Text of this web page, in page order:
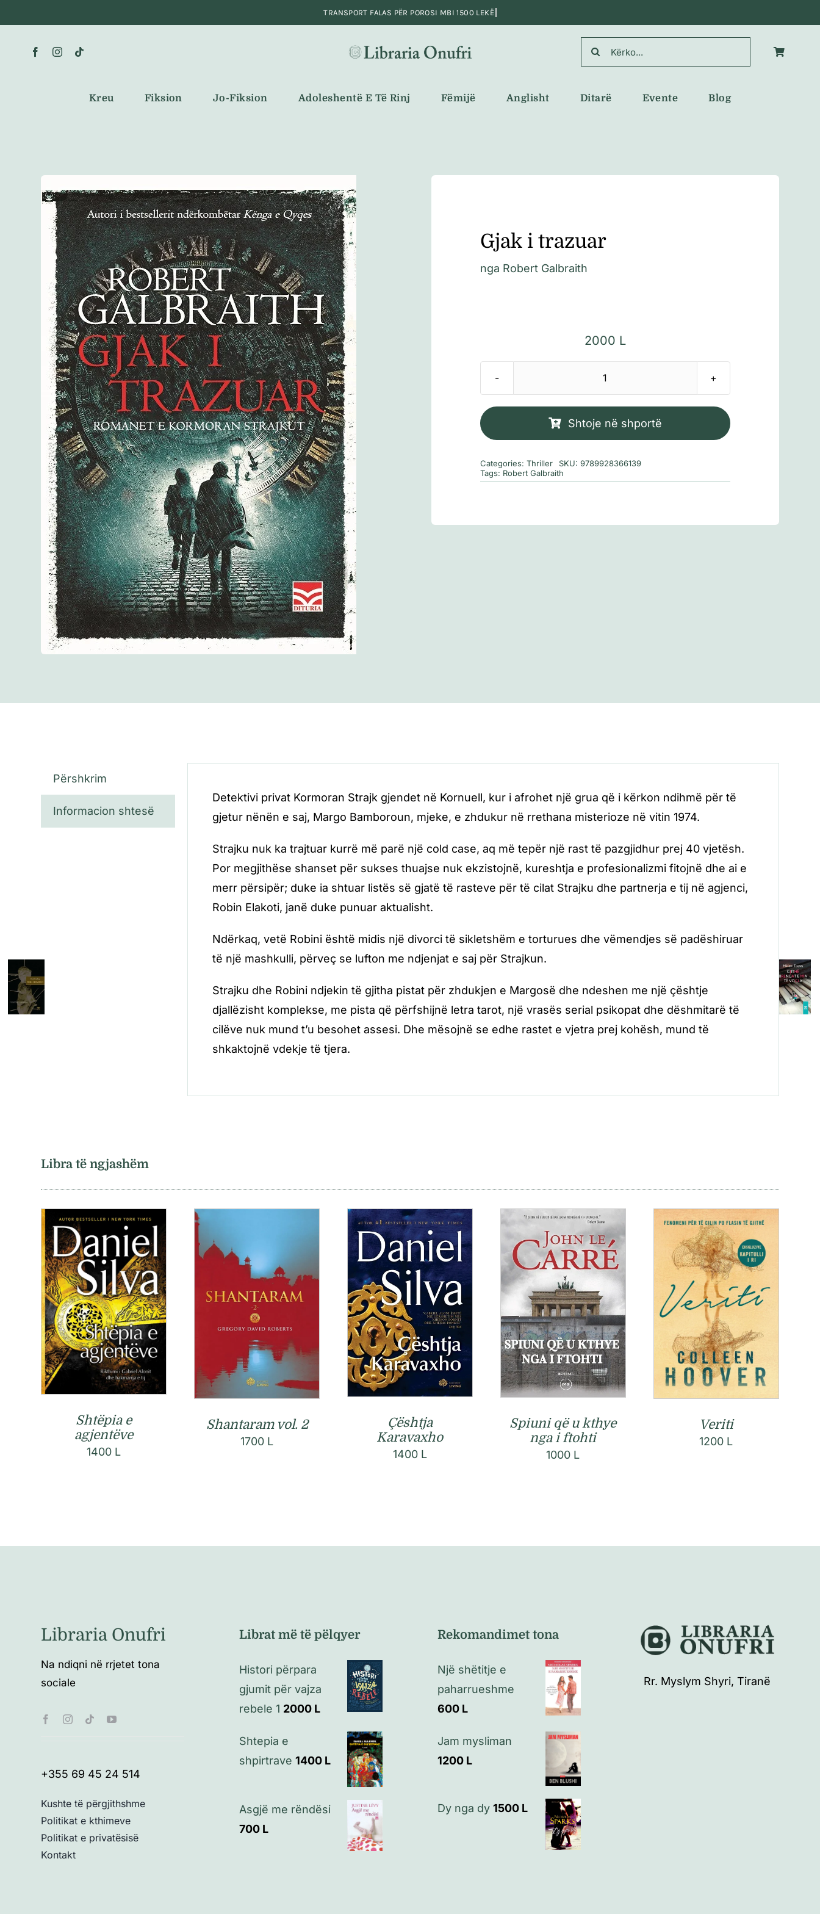
to
content
Search
for:
Kreu Fiksion Jo-Fiksion Adoleshentë E Të Rinj Fëmijë Anglisht Ditarë Evente Blog
Gjak i trazuar
nga Robert Galbraith
2000 L
Sasi
i
Shtoje në shportë
Categories: Thriller SKU: 9789928366139
Tags: Robert Galbraith
Përshkrim
Informacion shtesë
Detektivi privat Kormoran Strajk gjendet në Kornuell, kur i afrohet një grua që i kërkon ndihmë për të
gjetur nënën e saj, Margo Bamboroun, mjeke, e zhdukur në rrethana misterioze në vitin 1974.
Strajku nuk ka trajtuar kurrë më parë një cold case, aq më tepër një rast të pazgjidhur prej 40 vjetësh.
Por megjithëse shanset për sukses thuajse nuk ekzistojnë, kureshtja e profesionalizmi fitojnë dhe ai e
merr përsipër; duke ia shtuar listës së gjatë të rasteve për të cilat Strajku dhe partnerja e tij në agjenci,
Robin Elakoti, janë duke punuar aktualisht.
Ndërkaq, vetë Robini është midis një divorci të sikletshëm e torturues dhe vëmendjes së padëshiruar
të një mashkulli, përveç se lufton me ndjenjat e saj për Strajkun.
Strajku dhe Robini ndjekin të gjitha pistat për zhdukjen e Margosë dhe ndeshen me një çështje
djallëzisht komplekse, me pista që përfshijnë letra tarot, një vrasës serial psikopat dhe dëshmitarë të
cilëve nuk mund t’u besohet assesi. Dhe mësojnë se edhe rastet e vjetra prej kohësh, mund të
shkaktojnë vdekje të tjera.
Libra të ngjashëm
Shtëpia e
agjentëve
1400 L
Shantaram vol. 2
1700 L
Çështja
Karavaxho
1400 L
Spiuni që u kthye
nga i ftohti
1000 L
Veriti
1200 L
Libraria Onufri
Na ndiqni në rrjetet tona
sociale
+355 69 45 24 514
Kushte të përgjithshme
Politikat e kthimeve
Politikat e privatësisë
Kontakt
Librat më të pëlqyer
Histori përpara
gjumit për vajza
rebele 1 2000 L
Shtepia e
shpirtrave 1400 L
Asgjë me rëndësi
700 L
Rekomandimet tona
Një shëtitje e
paharrueshme
600 L
Jam mysliman
1200 L
Dy nga dy 1500 L
Rr. Myslym Shyri, Tiranë